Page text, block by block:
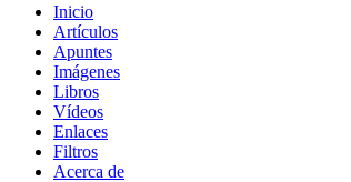
Inicio
Artículos
Apuntes
Imágenes
Libros
Vídeos
Enlaces
Filtros
Acerca de